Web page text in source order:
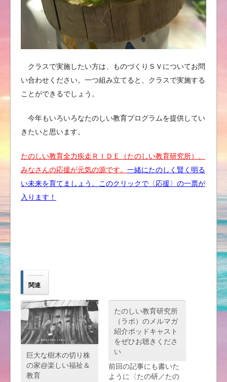
クラスで実施したい方は、ものづくりＳＶについてお問
い合わせください。一つ組み立てると、クラスで実施する
ことができるでしょう。
今年もいろいろなたのしい教育プログラムを提供してい
きたいと思います。
たのしい教育全力疾走ＲＩＤＥ（たのしい教育研究所）、
みなさんの応援が元気の源です。 一緒にたのしく賢く明る
い未来を育てましょう。このクリックで〈応援〉の一票が
入ります！
関連
巨大な樹木の切り株
の家@楽しい福祉＆
教育
たのしい教育研究所
（ラボ）のメルマガ
紹介ポッドキャスト
をぜひお聴きくださ
い
前回の記事にも書いた
ように〈たの研／たの